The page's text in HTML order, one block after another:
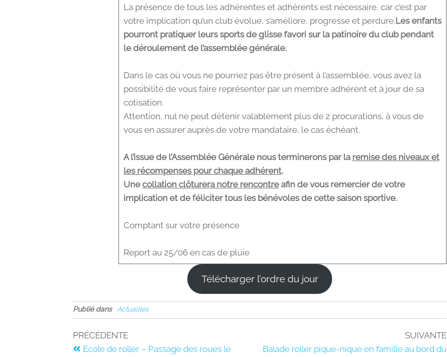
La présence de tous les adhérentes et adhérents est nécessaire, car c’est par
votre implication qu’un club évolue, s’améliore, progresse et perdure.Les enfants
pourront pratiquer leurs sports de glisse favori sur la patinoire du club pendant
le déroulement de l’assemblée générale.
Dans le cas où vous ne pourriez pas être présent à l’assemblée, vous avez la
possibilité de vous faire représenter par un membre adhérent et à jour de sa
cotisation.
Attention, nul ne peut détenir valablement plus de 2 procurations, à vous de
vous en assurer auprès de votre mandataire, le cas échéant.
A l’issue de l’Assemblée Générale nous terminerons par la remise des niveaux et
les récompenses pour chaque adhérent.
Une collation clôturera notre rencontreafin de vous remercier de votre
implication et de féliciter tous les bénévoles de cette saison sportive.
Comptant sur votre présence
Report au 25/06 en cas de pluie
Télécharger l’ordre du jour
Publié dans Actualités
PRÉCÉDENTE
Ecole de roller – Passage des roues le
SUIVANTE
Balade roller pique-nique en famille au bord du